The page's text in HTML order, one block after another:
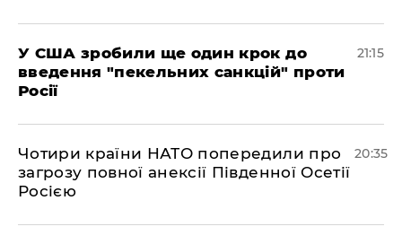
​У США зробили ще один крок до
введення "пекельних санкцій" проти
Росії
21:15
​Чотири країни НАТО попередили про
загрозу повної анексії Південної Осетії
Росією
20:35